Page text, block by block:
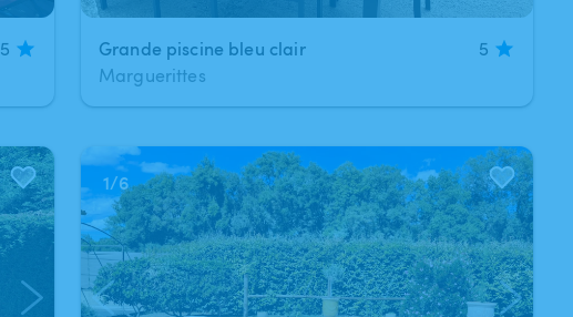
5
Grande piscine bleu clair
5
Marguerittes
1/6